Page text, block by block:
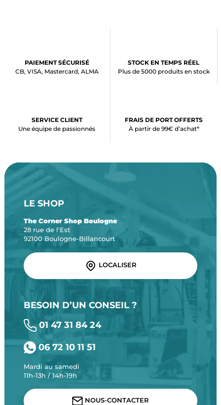
PAIEMENT SÉCURISÉ
CB, VISA, Mastercard, ALMA
STOCK EN TEMPS RÉEL
Plus de 5000 produits en stock
SERVICE CLIENT
Une équipe de passionnés
FRAIS DE PORT OFFERTS
À partir de 99€ d’achat*
LE SHOP
The Corner Shop Boulogne
28 rue de l'Est
92100 Boulogne-Billancourt
LOCALISER
BESOIN D’UN CONSEIL ?
01 47 31 84 24
06 72 10 11 51
Mardi au samedi
11h-13h / 14h-19h
NOUS-CONTACTER